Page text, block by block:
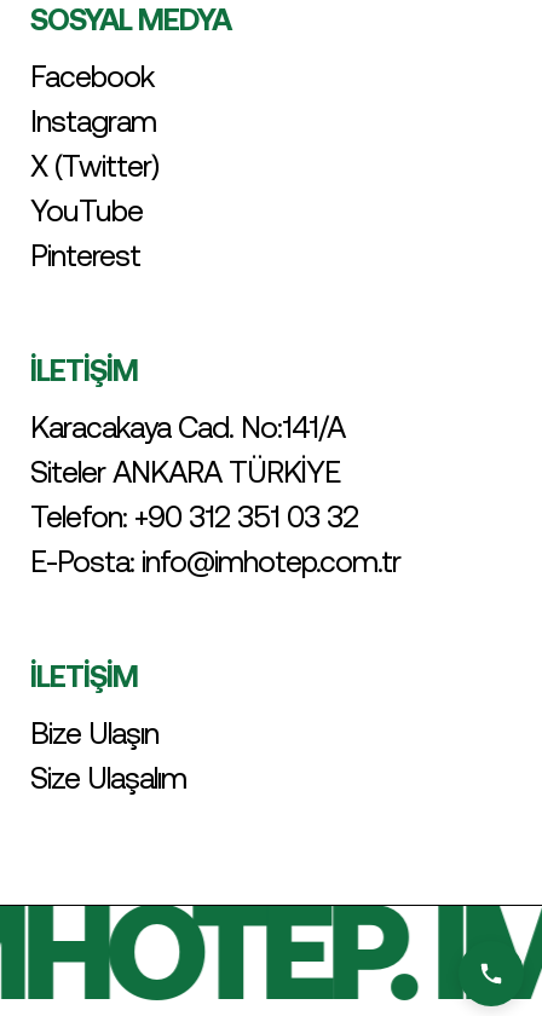
SOSYAL MEDYA
Facebook
Instagram
X (Twitter)
YouTube
Pinterest
İLETİŞİM
Karacakaya Cad. No:141/A
Siteler ANKARA TÜRKİYE
Telefon: +90 312 351 03 32
E-Posta: info@imhotep.com.tr
İLETİŞİM
Bize Ulaşın
Size Ulaşalım